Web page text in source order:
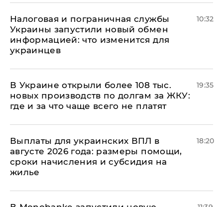
Налоговая и пограничная службы
Украины запустили новый обмен
информацией: что изменится для
украинцев
10:32
В Украине открыли более 108 тыс.
новых производств по долгам за ЖКУ:
где и за что чаще всего не платят
19:35
Выплаты для украинских ВПЛ в
августе 2026 года: размеры помощи,
сроки начисления и субсидия на
жилье
18:20